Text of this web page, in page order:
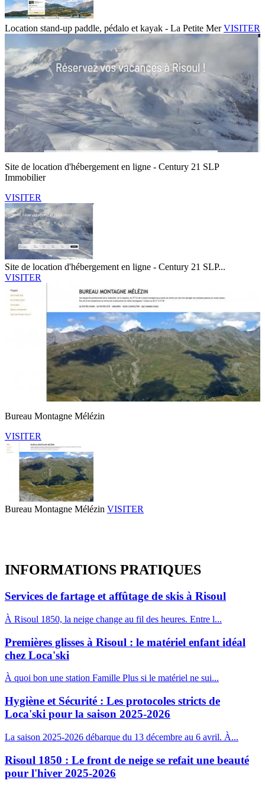
Location stand-up paddle, pédalo et kayak - La Petite MerVISITER
Site de location d'hébergement en ligne - Century 21 SLP
Immobilier
VISITER
Site de location d'hébergement en ligne - Century 21 SLP...
VISITER
Bureau Montagne Mélézin
VISITER
Bureau Montagne Mélézin VISITER
INFORMATIONS PRATIQUES
Services de fartage et affûtage de skis à Risoul
À Risoul 1850, la neige change au fil des heures. Entre l...
Premières glisses à Risoul : le matériel enfant idéal
chez Loca'ski
À quoi bon une station Famille Plus si le matériel ne sui...
Hygiène et Sécurité : Les protocoles stricts de
Loca'ski pour la saison 2025-2026
La saison 2025-2026 débarque du 13 décembre au 6 avril. À...
Risoul 1850 : Le front de neige se refait une beauté
pour l'hiver 2025-2026